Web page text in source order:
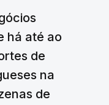
há até ao
de
na
de